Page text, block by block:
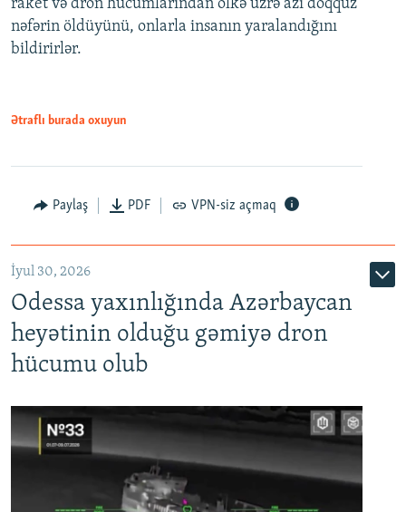
raket və dron hücumlarından ölkə üzrə azı doqquz
nəfərin öldüyünü, onlarla insanın yaralandığını
bildirirlər.
Ətraflı burada oxuyun
Paylaş PDF VPN-siz açmaq
İyul 30, 2026
Odessa yaxınlığında Azərbaycan
heyətinin olduğu gəmiyə dron
hücumu olub